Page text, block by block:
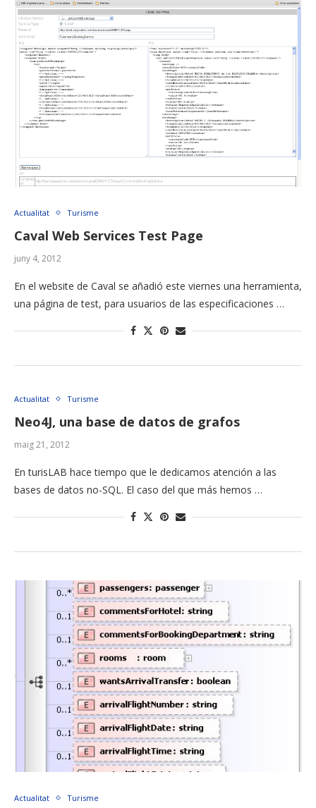
Actualitat Turisme
Caval Web Services Test Page
juny 4, 2012
En el website de Caval se añadió este viernes una herramienta,
una página de test, para usuarios de las especificaciones …
Actualitat Turisme
Neo4J, una base de datos de grafos
maig 21, 2012
En turisLAB hace tiempo que le dedicamos atención a las
bases de datos no-SQL. El caso del que más hemos …
Actualitat Turisme